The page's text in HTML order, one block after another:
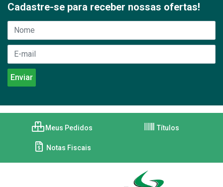
Cadastre-se para receber nossas ofertas!
Meus Pedidos Títulos
Notas Fiscais